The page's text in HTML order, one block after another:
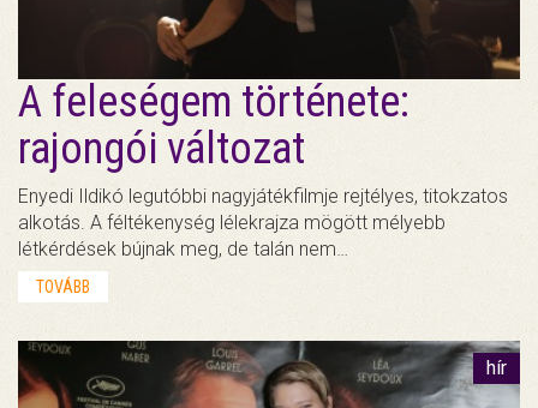
A feleségem története:
rajongói változat
Enyedi Ildikó legutóbbi nagyjátékfilmje rejtélyes, titokzatos
alkotás. A féltékenység lélekrajza mögött mélyebb
létkérdések bújnak meg, de talán nem…
TOVÁBB
hír